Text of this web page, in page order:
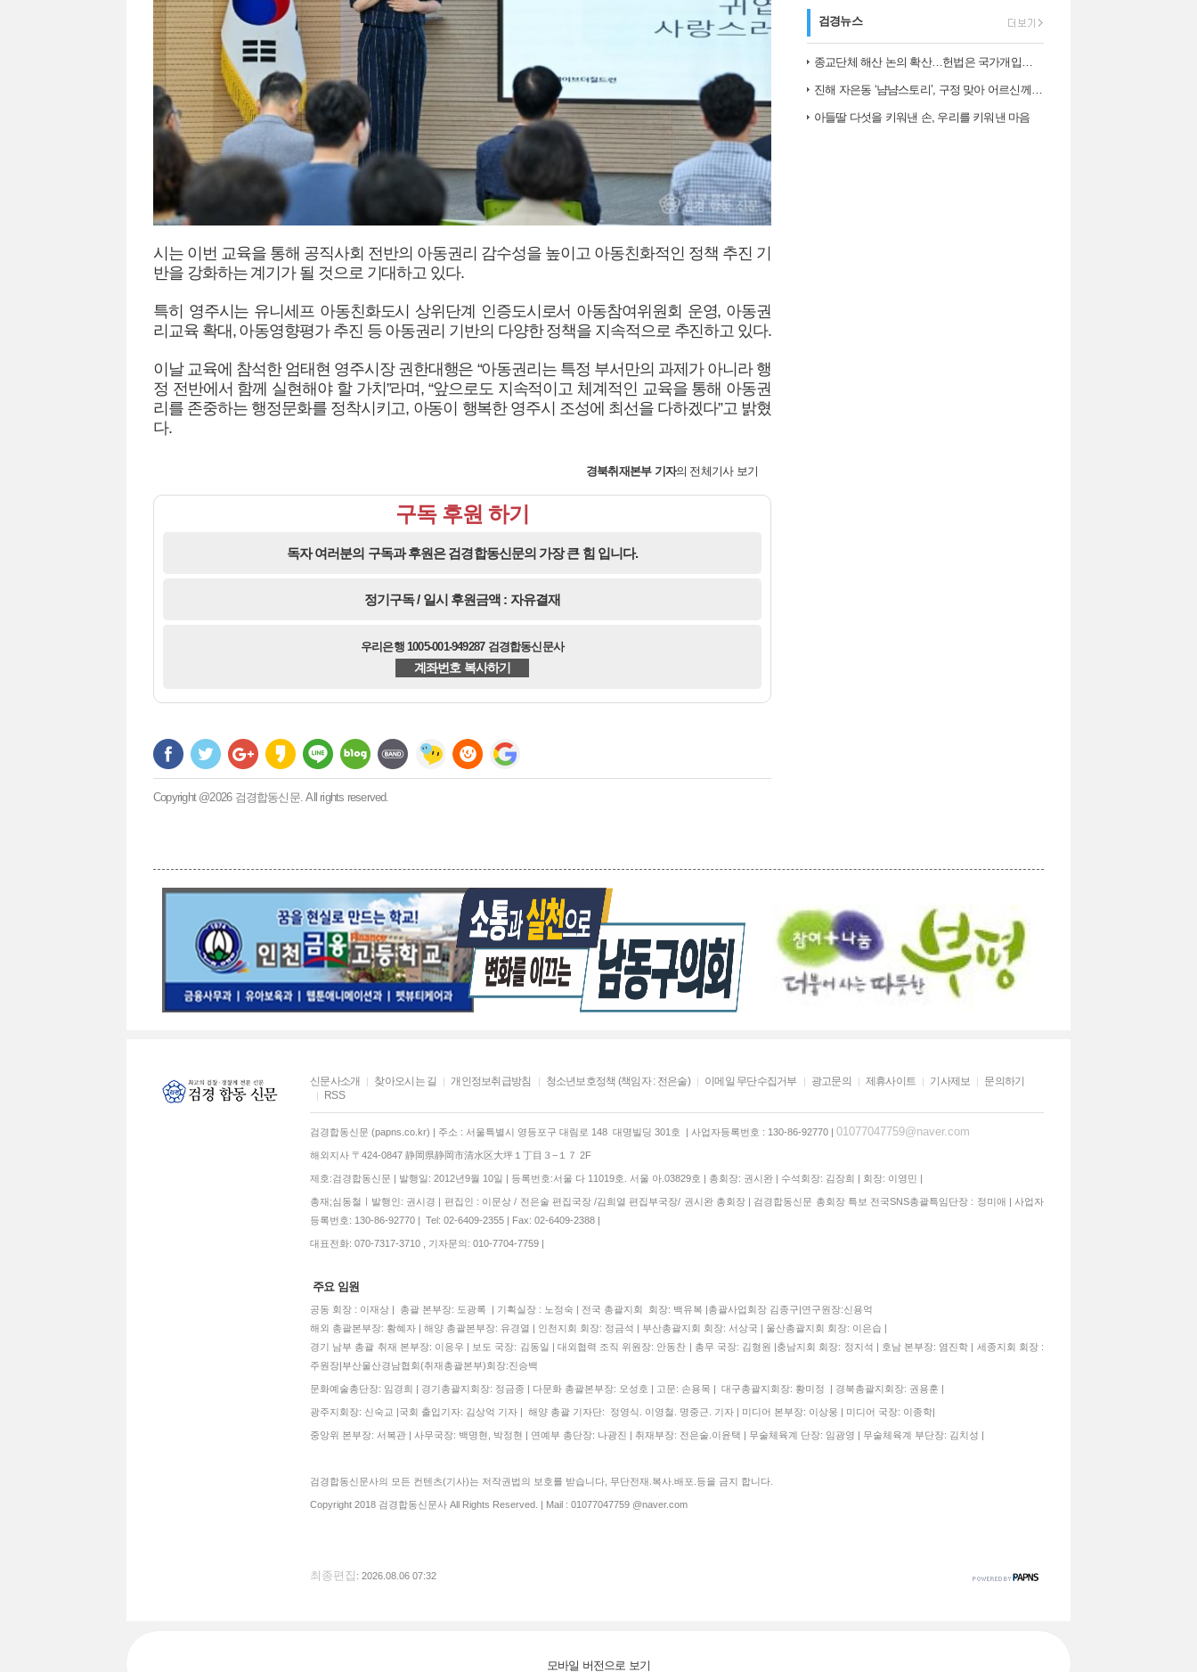
시는 이번 교육을 통해 공직사회 전반의 아동권리 감수성을 높이고 아동친화적인 정책 추진 기
반을 강화하는 계기가 될 것으로 기대하고 있다.
특히 영주시는 유니세프 아동친화도시 상위단계 인증도시로서 아동참여위원회 운영, 아동권
리교육 확대, 아동영향평가 추진 등 아동권리 기반의 다양한 정책을 지속적으로 추진하고 있다.
이날 교육에 참석한 엄태현 영주시장 권한대행은 “아동권리는 특정 부서만의 과제가 아니라 행
정 전반에서 함께 실현해야 할 가치”라며, “앞으로도 지속적이고 체계적인 교육을 통해 아동권
리를 존중하는 행정문화를 정착시키고, 아동이 행복한 영주시 조성에 최선을 다하겠다”고 밝혔
다.
경북취재본부기자의 전체기사 보기
구독 후원 하기
독자 여러분의 구독과 후원은 검경합동신문의 가장 큰 힘 입니다.
정기구독 / 일시 후원금액 : 자유결재
우리은행 1005-001-949287 검경합동신문사
계좌번호 복사하기
Copyright @2026 검경합동신문. All rights reserved.
검경뉴스
종교단체 해산 논의 확산…헌법은 국가개입의 한계를 어떻게 보나
진해 자은동 ‘냠냠스토리’, 구정 맞아 어르신께 ‘따뜻한 한 끼, 떡국’…
아들딸 다섯을 키워낸 손, 우리를 키워낸 마음
신문사소개 찾아오시는 길 개인정보취급방침 청소년보호정책 (책임자 : 전은술) 이메일 무단수집거부 광고문의 제휴사이트 기사제보
문의하기
RSS
검경합동신문 (papns.co.kr) | 주소 : 서울특별시 영등포구 대림로 148 대명빌딩 301호 | 사업자등록번호 : 130-86-92770 | 01077047759@naver.com
해외지사 〒424-0847 静岡県静岡市清水区大坪１丁目３−１７ 2F
제호:검경합동신문 | 발행일: 2012년9월 10일 | 등록번호:서울 다 11019호. 서울 아.03829호 | 총회장: 권시완 | 수석회장: 김장희 | 회장: 이영민 |
총재;심동철ㅣ발행인: 권시경 | 편집인 : 이문상 / 전은술 편집국장 /김희열 편집부국장/ 권시완 총회장 | 검경합동신문 총회장 특보 전국SNS총괄특임단장 : 정미애 | 사업자
등록번호: 130-86-92770 | Tel: 02-6409-2355 | Fax: 02-6409-2388 |
대표전화: 070-7317-3710 , 기자문의: 010-7704-7759 |
주요 임원
공동 회장 : 이재상 | 총괄 본부장: 도광록 | 기획실장 : 노정숙 | 전국 총괄지회 회장: 백유복 |총괄사업회장 김종구|연구원장:신용억
해외 총괄본부장: 황혜자 | 해양 총괄본부장: 유경열 | 인천지회 회장: 정금석 | 부산총괄지회 회장: 서상국 | 울산총괄지회 회장: 이은습 |
경기 남부 총괄 취재 본부장: 이응우 | 보도 국장: 김동일 | 대외협력 조직 위원장: 안동찬 | 총무 국장: 김형원 |충남지회 회장: 정지석 | 호남 본부장: 염진학 | 세종지회 회장 :
주원장|부산울산경남협회(취재총괄본부)회장:진승백
문화예술총단장: 임경희 | 경기총괄지회장: 정금종 | 다문화 총괄본부장: 오성호 | 고문: 손용목 | 대구총괄지회장: 황미정 | 경북총괄지회장: 권용훈 |
광주지회장: 신숙교 |국회 출입기자: 김상억 기자 | 해양 총괄 기자단: 정영식. 이영철. 명중근. 기자 | 미디어 본부장: 이상웅 | 미디어 국장: 이종학|
중앙위 본부장: 서복관 | 사무국장: 백명현, 박정현 | 연예부 총단장: 나광진 | 취재부장: 전은술.이윤택 | 무술체육계 단장: 임광영 | 무술체육계 부단장: 김치성 |
검경합동신문사의 모든 컨텐츠(기사)는 저작권법의 보호를 받습니다, 무단전재.복사.배포.등을 금지 합니다.
Copyright 2018 검경합동신문사 All Rights Reserved. | Mail : 01077047759 @naver.com
최종편집 : 2026.08.06 07:32
모바일 버전으로 보기